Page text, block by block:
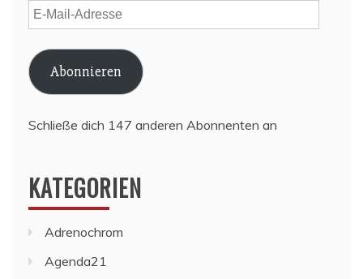
E-
Mail-
Adresse
Abonnieren
Schließe dich 147 anderen Abonnenten an
KATEGORIEN
Adrenochrom
Agenda21